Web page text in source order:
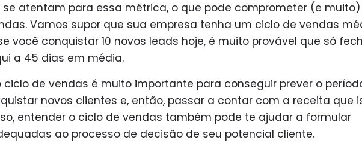
se atentam para essa métrica, o que pode comprometer (e
Vamos supor que sua empresa tenha um ciclo de vendas
você conquistar 10 novos leads hoje, é muito provável que só
a 45 dias em média.
ciclo de vendas é muito importante para conseguir prever o
novos clientes e, então, passar a contar com a receita que
entender o ciclo de vendas também pode te ajudar a formular
ao processo de decisão de seu potencial cliente.